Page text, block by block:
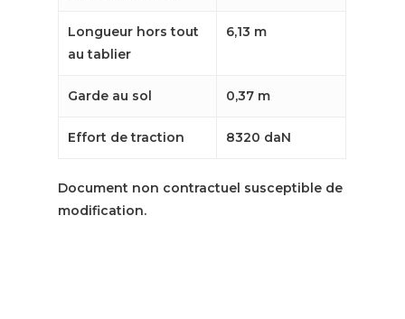
Longueur hors tout
au tablier
6,13 m
Garde au sol 0,37 m
Effort de traction 8320 daN
Document non contractuel susceptible de
modification.